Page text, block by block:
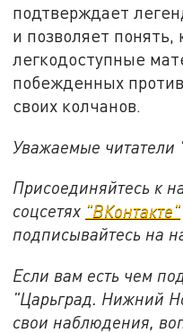
подтверждает
и позволяет понять,
легкодоступные
побежденных
своих колчанов.
Уважаемые читатели
Присоединяйтесь к
соцсетях "ВКонтакте"
подписывайтесь на
Если вам есть чем
"Царьград. Нижний
свои наблюдения,